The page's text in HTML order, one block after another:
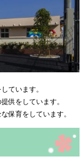
ています。
供をしています。
保育をしています。